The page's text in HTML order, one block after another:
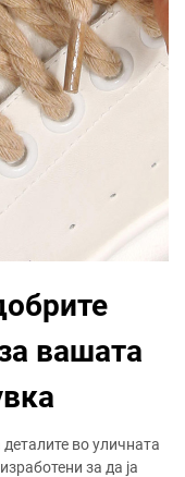
вашата
во уличната
за да ја